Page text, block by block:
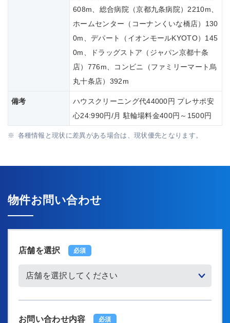
608m、総合病院（京都九条病院）2210m、
ホームセンター（コーナンくいな橋店）130
0m、デパート（イオンモールKYOTO）145
0m、ドラッグストア（ジャパン京都十条
店）776m、コンビニ（ファミリーマート烏
丸十条店）392m
備考
ハウスクリーニング代44000円 プレサポ安
心24:990円/月 駐輪場料金400円～1500円
各種情報と現状に差異がある場合は、現状優先となります。
物件お問い合わせ